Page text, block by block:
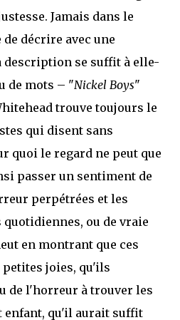
Jamais dans le
décrire avec une
se suffit à elle-
de mots – "Nickel Boys"
trouve toujours le
qui disent sans
quoi le regard ne peut que
passer un sentiment de
perpétrées et les
ou de vraie
en montrant que ces
joies, qu'ils
de l'horreur à trouver les
qu'il aurait suffit